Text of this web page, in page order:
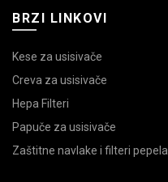
BRZI LINKOVI
Kese za usisivače
Creva za usisivače
Hepa Filteri
Papuče za usisivače
Zaštitne navlake i filteri pepela